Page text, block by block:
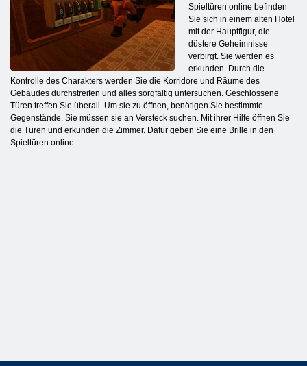
Spieltüren online befinden
Sie sich in einem alten Hotel
mit der Hauptfigur, die
düstere Geheimnisse
verbirgt. Sie werden es
erkunden. Durch die
Kontrolle des Charakters werden Sie die Korridore und Räume des
Gebäudes durchstreifen und alles sorgfältig untersuchen. Geschlossene
Türen treffen Sie überall. Um sie zu öffnen, benötigen Sie bestimmte
Gegenstände. Sie müssen sie an Versteck suchen. Mit ihrer Hilfe öffnen Sie
die Türen und erkunden die Zimmer. Dafür geben Sie eine Brille in den
Spieltüren online.